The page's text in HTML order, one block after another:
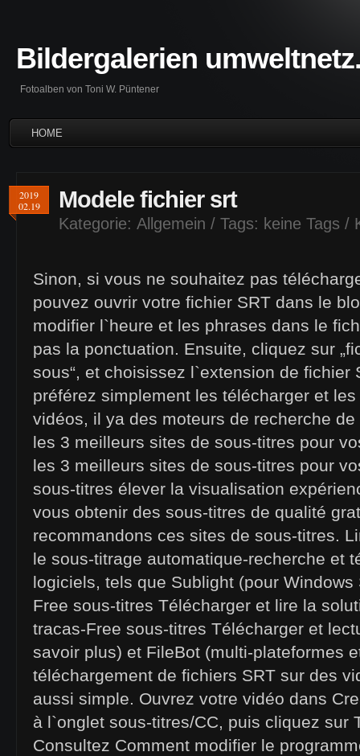
Bildergalerien
Fotoalben von Toni W. Püntener
HOME
2019
02.19
Modele fichier srt
Kategorie: Allgemein / Tags: keine Tags /
Sinon, si vous ne souhaitez pas
pouvez ouvrir votre fichier SRT dans le
modifier l`heure et les phrases dans le
pas la ponctuation. Ensuite, cliquez sur
sous“, et choisissez l`extension de fichier
préférez simplement les télécharger et
vidéos, il ya des moteurs de recherche
les 3 meilleurs sites de sous-titres pour
les 3 meilleurs sites de sous-titres pour
sous-titres élever la visualisation
vous obtenir des sous-titres de qualité
recommandons ces sites de sous-titres.
le sous-titrage automatique-recherche et
logiciels, tels que Sublight (pour
Free sous-titres Télécharger et lire la
tracas-Free sous-titres Télécharger et
savoir plus) et FileBot (multi-plateformes
téléchargement de fichiers SRT sur des
aussi simple. Ouvrez votre vidéo dans
à l`onglet sous-titres/CC, puis cliquez sur
Consultez Comment modifier le